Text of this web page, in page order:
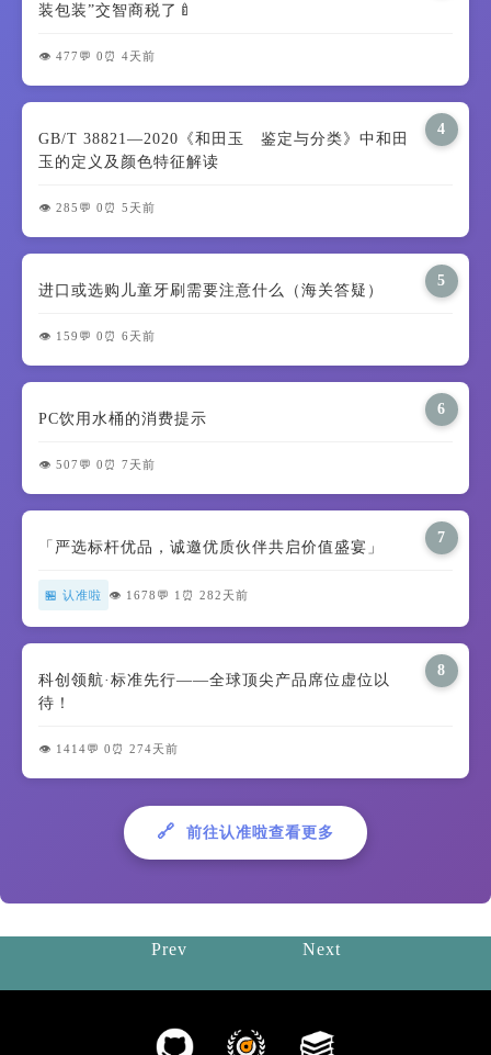
装包装”交智商税了🍼
👁️ 477 💬 0 ⏰ 4天前
4
GB/T 38821—2020《和田玉 鉴定与分类》中和田
玉的定义及颜色特征解读
👁️ 285 💬 0 ⏰ 5天前
5
进口或选购儿童牙刷需要注意什么（海关答疑）
👁️ 159 💬 0 ⏰ 6天前
6
PC饮用水桶的消费提示
👁️ 507 💬 0 ⏰ 7天前
7
「严选标杆优品，诚邀优质伙伴共启价值盛宴」
🏪 认准啦 👁️ 1678 💬 1 ⏰ 282天前
8
科创领航·标准先行——全球顶尖产品席位虚位以
待！
👁️ 1414💬 0 ⏰ 274天前
🔗 前往认准啦查看更多
Prev Next